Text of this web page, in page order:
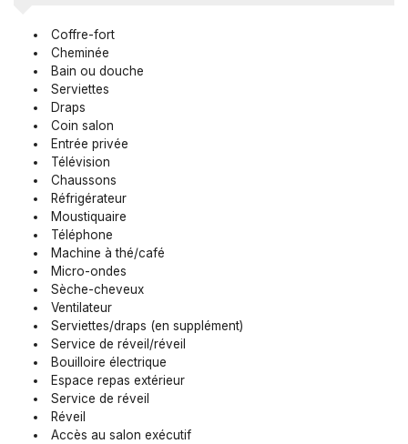
Coffre-fort
Cheminée
Bain ou douche
Serviettes
Draps
Coin salon
Entrée privée
Télévision
Chaussons
Réfrigérateur
Moustiquaire
Téléphone
Machine à thé/café
Micro-ondes
Sèche-cheveux
Ventilateur
Serviettes/draps (en supplément)
Service de réveil/réveil
Bouilloire électrique
Espace repas extérieur
Service de réveil
Réveil
Accès au salon exécutif